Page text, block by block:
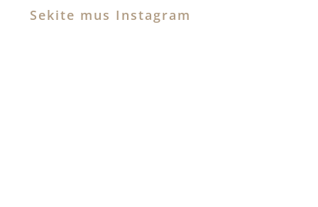
Sekite mus Instagram